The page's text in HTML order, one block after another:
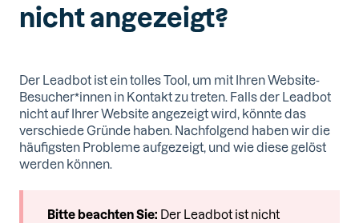
nicht angezeigt?
Der Leadbot ist ein tolles Tool, um mit Ihren Website-
Besucher*innen in Kontakt zu treten. Falls der Leadbot
nicht auf Ihrer Website angezeigt wird, könnte das
verschiede Gründe haben. Nachfolgend haben wir die
häufigsten Probleme aufgezeigt, und wie diese gelöst
werden können.
Bitte beachten Sie: Der Leadbot ist nicht